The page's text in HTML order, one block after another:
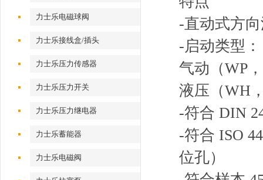
力士乐电磁球阀
力士乐接线盒/插头
力士乐压力传感器
力士乐压力开关
力士乐压力继电器
力士乐蓄能器
力士乐电磁阀
-直动式方
-启动类型：
气动（WP
液压（WH
-符合 DIN
-符合 ISO
位孔）